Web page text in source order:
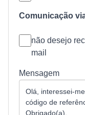
Comunicação
não desejo
mail
Mensagem